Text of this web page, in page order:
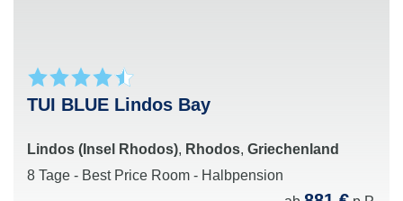
TUI BLUE Lindos Bay
Lindos (Insel Rhodos), Rhodos, Griechenland
8 Tage - Best Price Room - Halbpension